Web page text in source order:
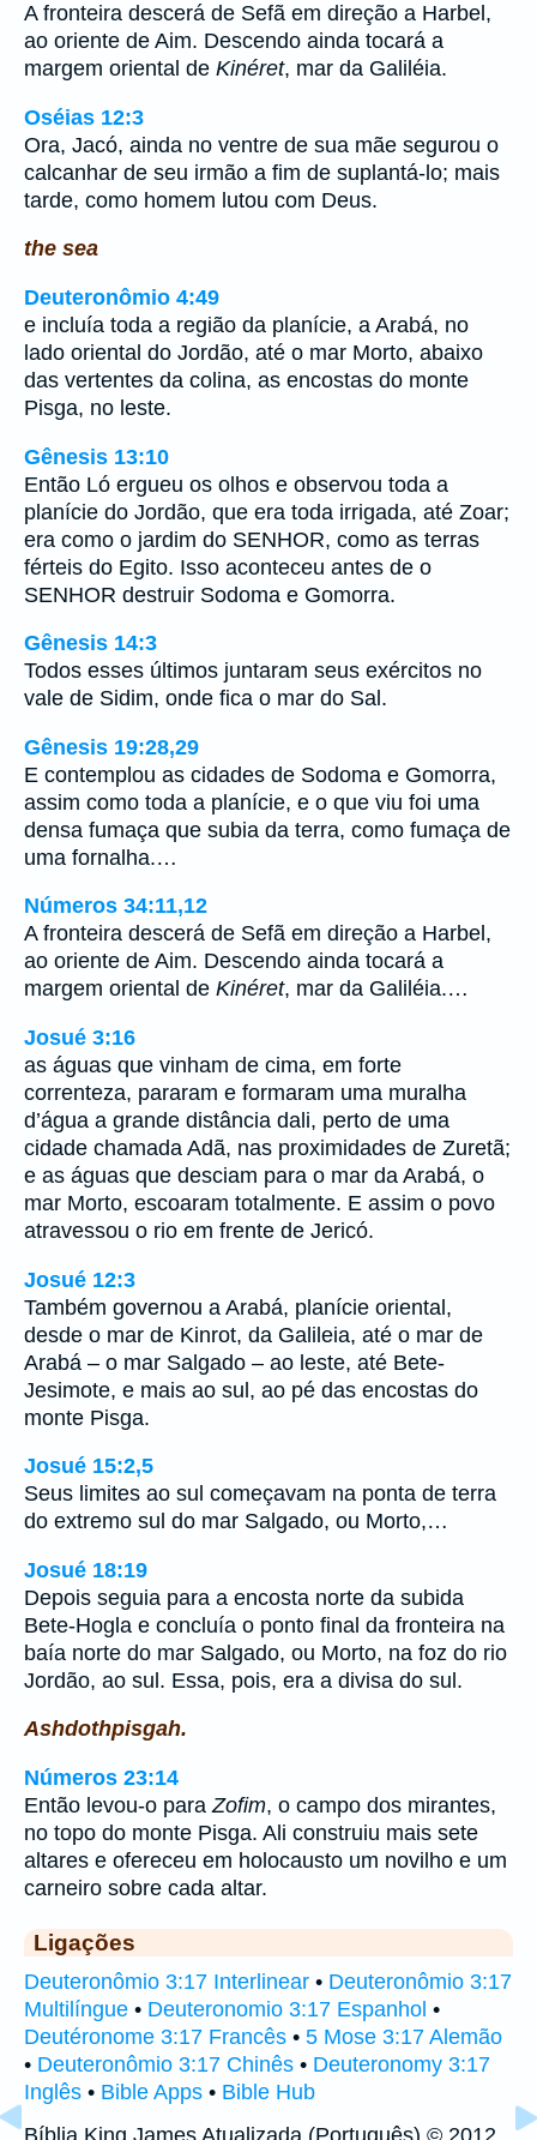
A fronteira descerá de Sefã em direção a Harbel,
ao oriente de Aim. Descendo ainda tocará a
margem oriental de Kinéret, mar da Galiléia.
Oséias 12:3
Ora, Jacó, ainda no ventre de sua mãe segurou o
calcanhar de seu irmão a fim de suplantá-lo; mais
tarde, como homem lutou com Deus.
the sea
Deuteronômio 4:49
e incluía toda a região da planície, a Arabá, no
lado oriental do Jordão, até o mar Morto, abaixo
das vertentes da colina, as encostas do monte
Pisga, no leste.
Gênesis 13:10
Então Ló ergueu os olhos e observou toda a
planície do Jordão, que era toda irrigada, até Zoar;
era como o jardim do SENHOR, como as terras
férteis do Egito. Isso aconteceu antes de o
SENHOR destruir Sodoma e Gomorra.
Gênesis 14:3
Todos esses últimos juntaram seus exércitos no
vale de Sidim, onde fica o mar do Sal.
Gênesis 19:28,29
E contemplou as cidades de Sodoma e Gomorra,
assim como toda a planície, e o que viu foi uma
densa fumaça que subia da terra, como fumaça de
uma fornalha.…
Números 34:11,12
A fronteira descerá de Sefã em direção a Harbel,
ao oriente de Aim. Descendo ainda tocará a
margem oriental de Kinéret, mar da Galiléia.…
Josué 3:16
as águas que vinham de cima, em forte
correnteza, pararam e formaram uma muralha
d’água a grande distância dali, perto de uma
cidade chamada Adã, nas proximidades de Zuretã;
e as águas que desciam para o mar da Arabá, o
mar Morto, escoaram totalmente. E assim o povo
atravessou o rio em frente de Jericó.
Josué 12:3
Também governou a Arabá, planície oriental,
desde o mar de Kinrot, da Galileia, até o mar de
Arabá – o mar Salgado – ao leste, até Bete-
Jesimote, e mais ao sul, ao pé das encostas do
monte Pisga.
Josué 15:2,5
Seus limites ao sul começavam na ponta de terra
do extremo sul do mar Salgado, ou Morto,…
Josué 18:19
Depois seguia para a encosta norte da subida
Bete-Hogla e concluía o ponto final da fronteira na
baía norte do mar Salgado, ou Morto, na foz do rio
Jordão, ao sul. Essa, pois, era a divisa do sul.
Ashdothpisgah.
Números 23:14
Então levou-o para Zofim, o campo dos mirantes,
no topo do monte Pisga. Ali construiu mais sete
altares e ofereceu em holocausto um novilho e um
carneiro sobre cada altar.
Ligações
Deuteronômio 3:17 Interlinear • Deuteronômio 3:17
Multilíngue • Deuteronomio 3:17 Espanhol •
Deutéronome 3:17 Francês • 5 Mose 3:17 Alemão
• Deuteronômio 3:17 Chinês • Deuteronomy 3:17
Inglês • Bible Apps • Bible Hub
Bíblia King James Atualizada (Português) © 2012